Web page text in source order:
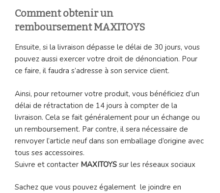
Comment obtenir un
remboursement MAXITOYS
Ensuite, si la livraison dépasse le délai de 30 jours, vous
pouvez aussi exercer votre droit de dénonciation. Pour
ce faire, il faudra s’adresse à son service client.
Ainsi, pour retourner votre produit, vous bénéficiez d’un
délai de rétractation de 14 jours à compter de la
livraison. Cela se fait généralement pour un échange ou
un remboursement. Par contre, il sera nécessaire de
renvoyer l’article neuf dans son emballage d’origine avec
tous ses accessoires.
Suivre et contacter MAXITOYS sur les réseaux sociaux
Sachez que vous pouvez également le joindre en